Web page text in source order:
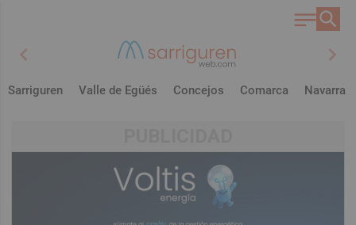
chevron_left chevron_right
Sarriguren Valle de Egüés Concejos Comarca Navarra